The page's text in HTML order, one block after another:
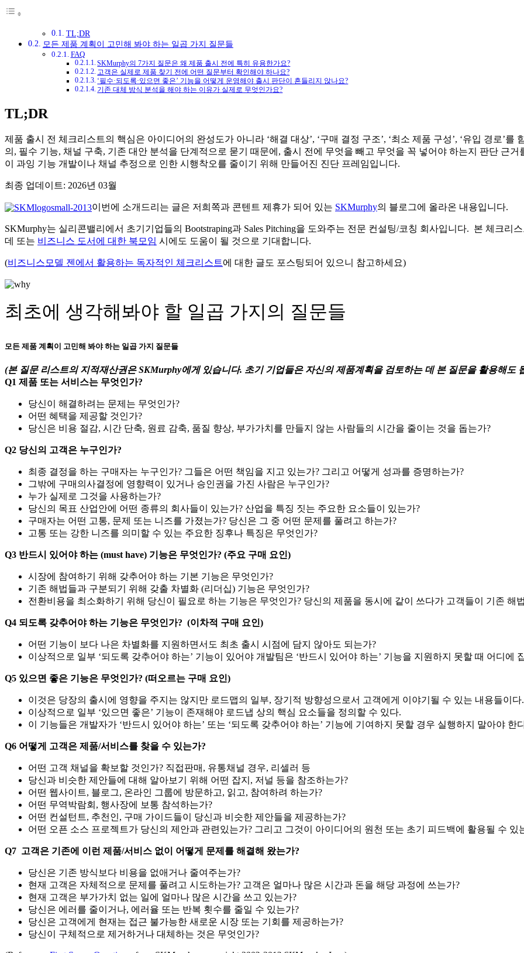
TL;DR
모든 제품 계획이 고민해 봐야 하는 일곱 가지 질문들
FAQ
SKMurphy의 7가지 질문은 왜 제품 출시 전에 특히 유용한가요?
고객은 실제로 제품 찾기 전에 어떤 질문부터 확인해야 하나요?
‘필수·되도록·있으면 좋은’ 기능을 어떻게 운영해야 출시 판단이 흔들리지 않나요?
기존 대체 방식 분석을 해야 하는 이유가 실제로 무엇인가요?
TL;DR
제품 출시 전 체크리스트의 핵심은 아이디어의 완성도가 아니라 ‘해결 대상’, ‘구매 결정 구조’, ‘최소 제품 구성’, ‘유입 경로’
의, 필수 기능, 채널 구축, 기존 대안 분석을 단계적으로 묻기 때문에, 출시 전에 무엇을 빼고 무엇을 꼭 넣어야 하는지 판단 근
이 과잉 기능 개발이나 채널 추정으로 인한 시행착오를 줄이기 위해 만들어진 진단 프레임입니다.
최종 업데이트: 2026년 03월
이번에 소개드리는 글은 저희쪽과 콘텐트 제휴가 되어 있는 SKMurphy의 블로그에 올라온 내용입니다.
SKMurphy는 실리콘밸리에서 초기기업들의 Bootstraping과 Sales Pitching을 도와주는 전문 컨설팅/코칭 회사입니다. 본 체크리
데 또는 비즈니스 도서에 대한 북모임 시에도 도움이 될 것으로 기대합니다.
(비즈니스모델 젠에서 활용하는 독자적인 체크리스트에 대한 글도 포스팅되어 있으니 참고하세요)
최초에 생각해봐야 할 일곱 가지의 질문들
모든 제품 계획이 고민해 봐야 하는 일곱 가지 질문들
(본 질문 리스트의 지적재산권은 SKMurphy에게 있습니다. 초기 기업들은 자신의 제품계획을 검토하는 데 본 질문을 활용해도
Q1 제품 또는 서비스는 무엇인가?
당신이 해결하려는 문제는 무엇인가?
어떤 혜택을 제공할 것인가?
당신은 비용 절감, 시간 단축, 원료 감축, 품질 향상, 부가가치를 만들지 않는 사람들의 시간을 줄이는 것을 돕는가?
Q2 당신의 고객은 누구인가?
최종 결정을 하는 구매자는 누구인가? 그들은 어떤 책임을 지고 있는가? 그리고 어떻게 성과를 증명하는가?
그밖에 구매의사결정에 영향력이 있거나 승인권을 가진 사람은 누구인가?
누가 실제로 그것을 사용하는가?
당신의 목표 산업안에 어떤 종류의 회사들이 있는가? 산업을 특징 짓는 주요한 요소들이 있는가?
구매자는 어떤 고통, 문제 또는 니즈를 가졌는가? 당신은 그 중 어떤 문제를 풀려고 하는가?
고통 또는 강한 니즈를 의미할 수 있는 주요한 징후나 특징은 무엇인가?
Q3 반드시 있어야 하는 (must have) 기능은 무엇인가? (주요 구매 요인)
시장에 참여하기 위해 갖추어야 하는 기본 기능은 무엇인가?
기존 해법들과 구분되기 위해 갖출 차별화 (리더십) 기능은 무엇인가?
전환비용을 최소화하기 위해 당신이 필요로 하는 기능은 무엇인가? 당신의 제품을 동시에 같이 쓰다가 고객들이 기존 해
Q4 되도록 갖추어야 하는 기능은 무엇인가? (이차적 구매 요인)
어떤 기능이 보다 나은 차별화를 지원하면서도 최초 출시 시점에 담지 않아도 되는가?
이상적으로 일부 ‘되도록 갖추어야 하는’ 기능이 있어야 개발팀은 ‘반드시 있어야 하는’ 기능을 지원하지 못할 때 어디에
Q5 있으면 좋은 기능은 무엇인가? (떠오르는 구매 요인)
이것은 당장의 출시에 영향을 주지는 않지만 로드맵의 일부, 장기적 방향성으로서 고객에게 이야기될 수 있는 내용들이다.
이상적으로 일부 ‘있으면 좋은’ 기능이 존재해야 로드냅 상의 핵심 요소들을 정의할 수 있다.
이 기능들은 개발자가 ‘반드시 있어야 하는’ 또는 ‘되도록 갖추어야 하는’ 기능에 기여하지 못할 경우 실행하지 말아야 한
Q6 어떻게 고객은 제품/서비스를 찾을 수 있는가?
어떤 고객 채널을 확보할 것인가? 직접판매, 유통채널 경우, 리셀러 등
당신과 비슷한 제안들에 대해 알아보기 위해 어떤 잡지, 저널 등을 참조하는가?
어떤 웹사이트, 블로그, 온라인 그룹에 방문하고, 읽고, 참여하려 하는가?
어떤 무역박람회, 행사장에 보통 참석하는가?
어떤 컨설턴트, 추천인, 구매 가이드들이 당신과 비슷한 제안들을 제공하는가?
어떤 오픈 소스 프로젝트가 당신의 제안과 관련있는가? 그리고 그것이 아이디어의 원천 또는 초기 피드백에 활용될 수 있
Q7 고객은 기존에 이런 제품/서비스 없이 어떻게 문제를 해결해 왔는가?
당신은 기존 방식보다 비용을 없애거나 줄여주는가?
현재 고객은 자체적으로 문제를 풀려고 시도하는가? 고객은 얼마나 많은 시간과 돈을 해당 과정에 쓰는가?
현재 고객은 부가가치 없는 일에 얼마나 많은 시간을 쓰고 있는가?
당신은 에러를 줄이거나, 에러율 또는 반복 횟수를 줄일 수 있는가?
당신은 고객에게 현재는 접근 불가능한 새로운 시장 또는 기회를 제공하는가?
당신이 구체적으로 제거하거나 대체하는 것은 무엇인가?